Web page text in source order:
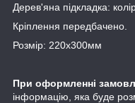
Дерев'яна підкладка:
Кріплення передбачено.
Розмір: 220х300мм
При оформленні
інформацію, яка буде